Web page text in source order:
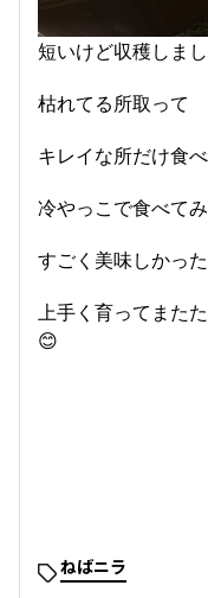
短いけど収穫しまし
枯れてる所取って
キレイな所だけ食べ
冷やっこで食べてみ
すごく美味しかっ
上手く育ってまた
😊
ねばニラ